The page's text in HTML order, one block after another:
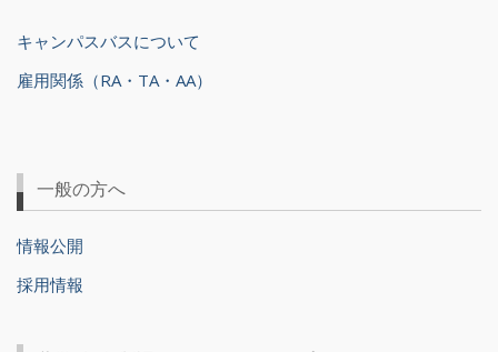
キャンパスバスについて
雇用関係（RA・TA・AA）
一般の方へ
情報公開
採用情報